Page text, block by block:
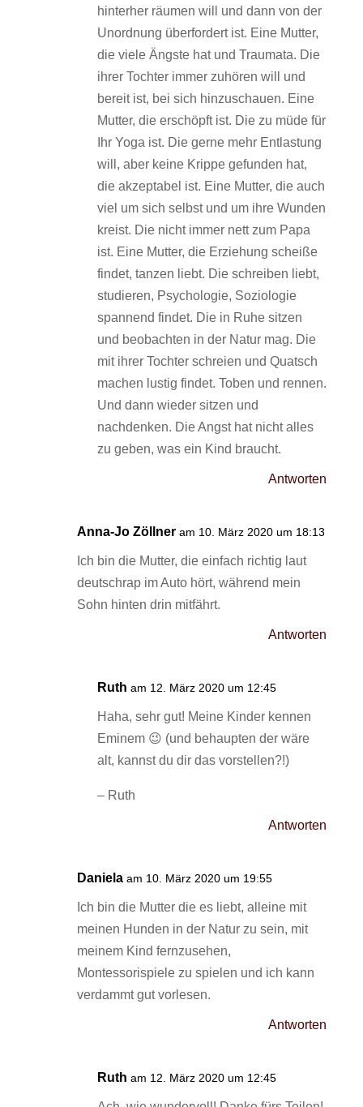
hinterher räumen will und dann von der
Unordnung überfordert ist. Eine Mutter,
die viele Ängste hat und Traumata. Die
ihrer Tochter immer zuhören will und
bereit ist, bei sich hinzuschauen. Eine
Mutter, die erschöpft ist. Die zu müde für
Ihr Yoga ist. Die gerne mehr Entlastung
will, aber keine Krippe gefunden hat,
die akzeptabel ist. Eine Mutter, die auch
viel um sich selbst und um ihre Wunden
kreist. Die nicht immer nett zum Papa
ist. Eine Mutter, die Erziehung scheiße
findet, tanzen liebt. Die schreiben liebt,
studieren, Psychologie, Soziologie
spannend findet. Die in Ruhe sitzen
und beobachten in der Natur mag. Die
mit ihrer Tochter schreien und Quatsch
machen lustig findet. Toben und rennen.
Und dann wieder sitzen und
nachdenken. Die Angst hat nicht alles
zu geben, was ein Kind braucht.
Antworten
Anna-Jo Zöllner am 10. März 2020 um 18:13
Ich bin die Mutter, die einfach richtig laut
deutschrap im Auto hört, während mein
Sohn hinten drin mitfährt.
Antworten
Ruth am 12. März 2020 um 12:45
Haha, sehr gut! Meine Kinder kennen
Eminem 😉 (und behaupten der wäre
alt, kannst du dir das vorstellen?!)
– Ruth
Antworten
Daniela am 10. März 2020 um 19:55
Ich bin die Mutter die es liebt, alleine mit
meinen Hunden in der Natur zu sein, mit
meinem Kind fernzusehen,
Montessorispiele zu spielen und ich kann
verdammt gut vorlesen.
Antworten
Ruth am 12. März 2020 um 12:45